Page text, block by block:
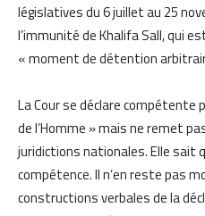
législatives du 6 juillet au 25
l’immunité de Khalifa Sall, qui
« moment de détention
La Cour se déclare
de l’Homme » mais ne remet
juridictions nationales. Elle sait
compétence. Il n’en reste pas
constructions verbales de la